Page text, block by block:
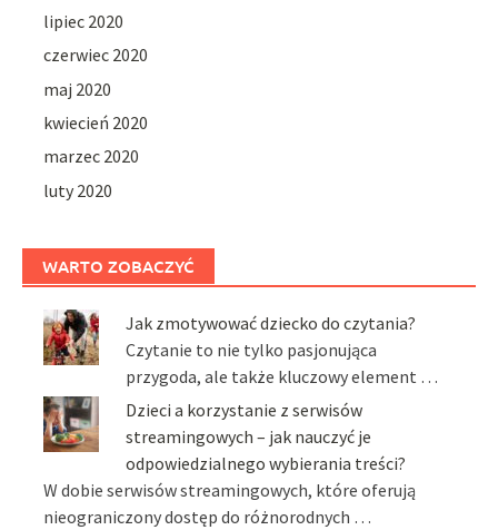
lipiec 2020
czerwiec 2020
maj 2020
kwiecień 2020
marzec 2020
luty 2020
WARTO ZOBACZYĆ
Jak zmotywować dziecko do czytania?
Czytanie to nie tylko pasjonująca
przygoda, ale także kluczowy element …
Dzieci a korzystanie z serwisów
streamingowych – jak nauczyć je
odpowiedzialnego wybierania treści?
W dobie serwisów streamingowych, które oferują
nieograniczony dostęp do różnorodnych …